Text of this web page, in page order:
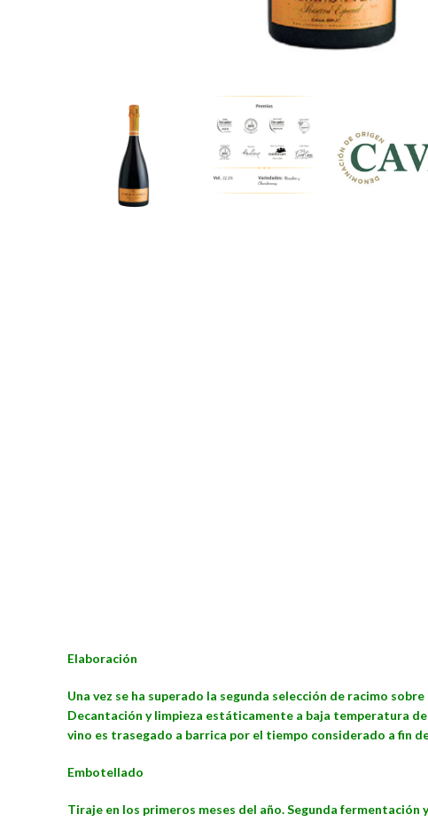
Elaboración
Una vez se ha superado la segunda selección de racimo
Decantación y limpieza estáticamente a baja temperatura
vino es trasegado a barrica por el tiempo considerado a fin
Embotellado
Tiraje en los primeros meses del año. Segunda